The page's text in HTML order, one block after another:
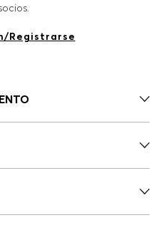
Registrarse